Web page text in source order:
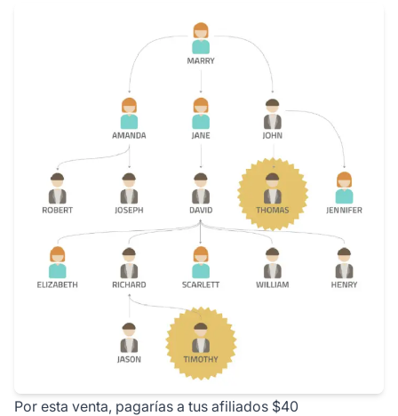
Por esta venta, pagarías a tus afiliados $40